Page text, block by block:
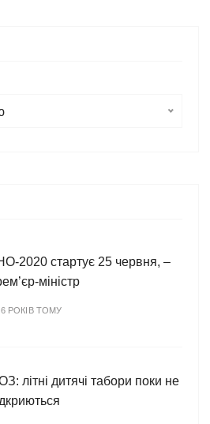
2020 стартує 25 червня, –
міністр
6 РОКІВ ТОМУ
літні дитячі табори поки не